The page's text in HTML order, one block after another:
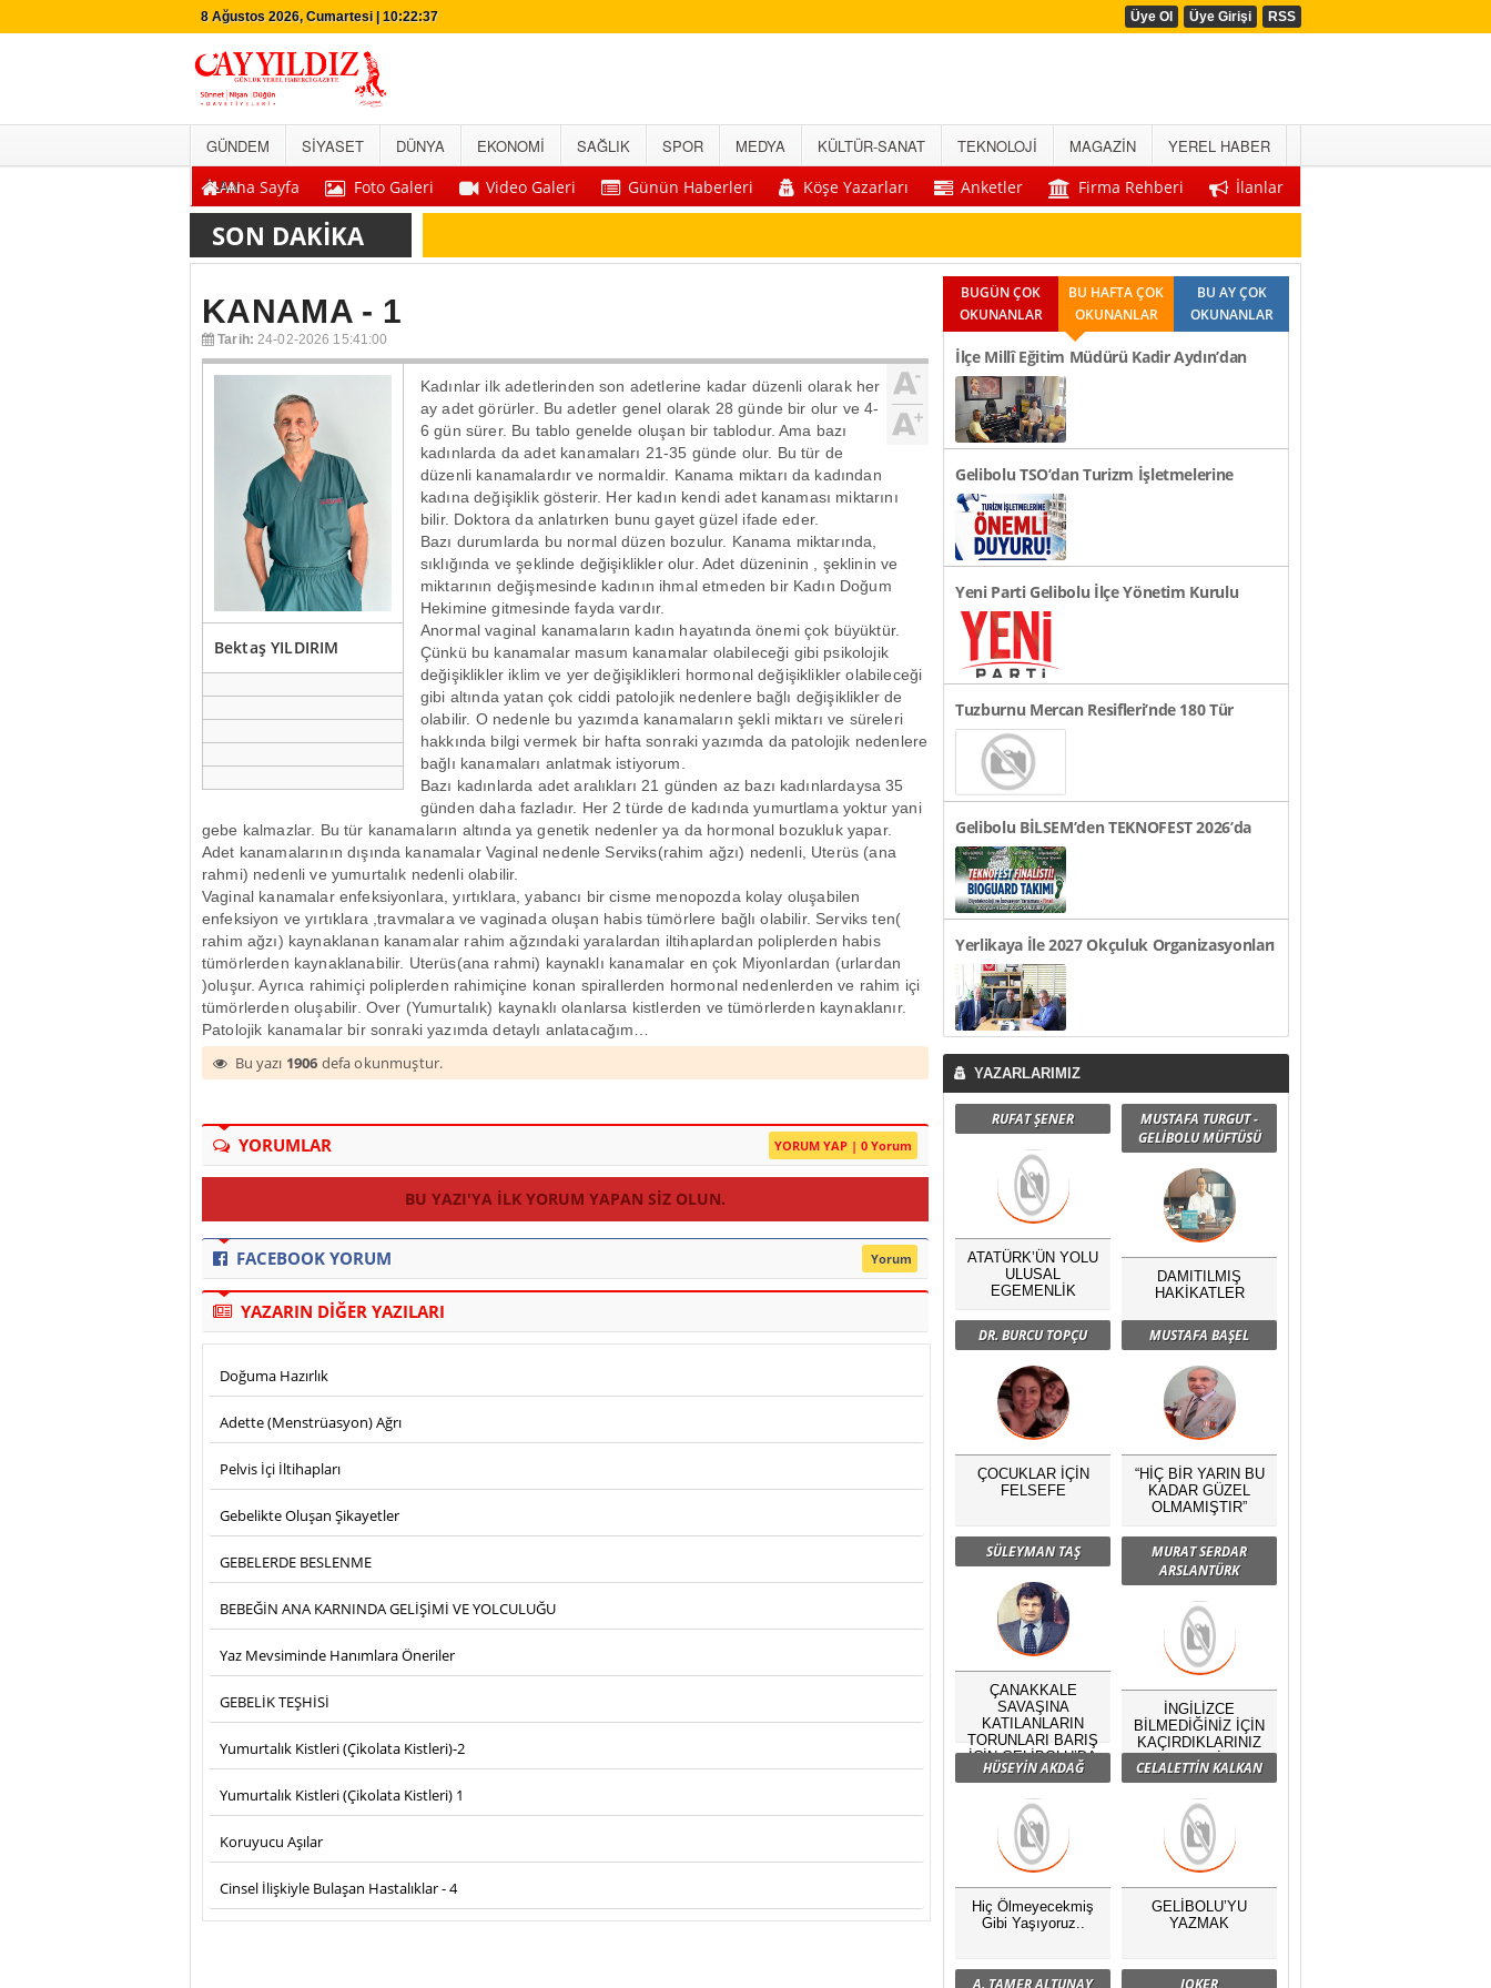
8 Ağustos 2026, Cumartesi | 10:22:37 Üye Ol Üye Girişi RSS
GÜNDEM SİYASET DÜNYA EKONOMİ SAĞLIK SPOR MEDYA KÜLTÜR-SANAT TEKNOLOJİ MAGAZİN
YEREL HABER
İLANAna Sayfa Foto Galeri Video Galeri Günün Haberleri Köşe Yazarları Anketler Firma Rehberi İlanlar
KANAMA - 1
Tarih: 24-02-2026 15:41:00
Bektaş YILDIRIM
Kadınlar ilk adetlerinden son adetlerine kadar düzenli olarak her
ay adet görürler. Bu adetler genel olarak 28 günde bir olur ve 4-
6 gün sürer. Bu tablo genelde oluşan bir tablodur. Ama bazı
kadınlarda da adet kanamaları 21-35 günde olur. Bu tür de
düzenli kanamalardır ve normaldir. Kanama miktarı da kadından
kadına değişiklik gösterir. Her kadın kendi adet kanaması miktarını
bilir. Doktora da anlatırken bunu gayet güzel ifade eder.
Bazı durumlarda bu normal düzen bozulur. Kanama miktarında,
sıklığında ve şeklinde değişiklikler olur. Adet düzeninin , şeklinin ve
miktarının değişmesinde kadının ihmal etmeden bir Kadın Doğum
Hekimine gitmesinde fayda vardır.
Anormal vaginal kanamaların kadın hayatında önemi çok büyüktür.
Çünkü bu kanamalar masum kanamalar olabileceği gibi psikolojik
değişiklikler iklim ve yer değişiklikleri hormonal değişiklikler olabileceği
gibi altında yatan çok ciddi patolojik nedenlere bağlı değişiklikler de
olabilir. O nedenle bu yazımda kanamaların şekli miktarı ve süreleri
hakkında bilgi vermek bir hafta sonraki yazımda da patolojik nedenlere
bağlı kanamaları anlatmak istiyorum.
Bazı kadınlarda adet aralıkları 21 günden az bazı kadınlardaysa 35
günden daha fazladır. Her 2 türde de kadında yumurtlama yoktur yani
gebe kalmazlar. Bu tür kanamaların altında ya genetik nedenler ya da hormonal bozukluk yapar.
Adet kanamalarının dışında kanamalar Vaginal nedenle Serviks(rahim ağzı) nedenli, Uterüs (ana
rahmi) nedenli ve yumurtalık nedenli olabilir.
Vaginal kanamalar enfeksiyonlara, yırtıklara, yabancı bir cisme menopozda kolay oluşabilen
enfeksiyon ve yırtıklara ,travmalara ve vaginada oluşan habis tümörlere bağlı olabilir. Serviks ten(
rahim ağzı) kaynaklanan kanamalar rahim ağzındaki yaralardan iltihaplardan poliplerden habis
tümörlerden kaynaklanabilir. Uterüs(ana rahmi) kaynaklı kanamalar en çok Miyonlardan (urlardan
)oluşur. Ayrıca rahimiçi poliplerden rahimiçine konan spirallerden hormonal nedenlerden ve rahim içi
tümörlerden oluşabilir. Over (Yumurtalık) kaynaklı olanlarsa kistlerden ve tümörlerden kaynaklanır.
Patolojik kanamalar bir sonraki yazımda detaylı anlatacağım…
Bu yazı 1906 defa okunmuştur.
YORUMLAR YORUM YAP | 0 Yorum
BU YAZI'YA ILK YORUM YAPAN SIZ OLUN.
FACEBOOK YORUM Yorum
YAZARIN DİĞER YAZILARI
Doğuma Hazırlık
Adette (Menstrüasyon) Ağrı
Pelvis İçi İltihapları
Gebelikte Oluşan Şikayetler
GEBELERDE BESLENME
BEBEĞİN ANA KARNINDA GELİŞİMİ VE YOLCULUĞU
Yaz Mevsiminde Hanımlara Öneriler
GEBELİK TEŞHİSİ
Yumurtalık Kistleri (Çikolata Kistleri)-2
Yumurtalık Kistleri (Çikolata Kistleri) 1
Koruyucu Aşılar
Cinsel İlişkiyle Bulaşan Hastalıklar - 4
BUGÜN ÇOK
OKUNANLAR
BU HAFTA ÇOK
OKUNANLAR
BU AY ÇOK
OKUNANLAR
İlçe Millî Eğitim Müdürü Kadir Aydın’dan
Okul Ziyaretleri..
Gelibolu TSO’dan Turizm İşletmelerine
Önemli Duyuru!
Yeni Parti Gelibolu İlçe Yönetim Kurulu
Açıklandı
Tuzburnu Mercan Resifleri’nde 180 Tür
Tespit Edildi
Gelibolu BİLSEM’den TEKNOFEST 2026’da
Türkiye Finali Başarıs..
Yerlikaya İle 2027 Okçuluk Organizasyonları
Görüşüldü..
YAZARLARIMIZ
RUFAT ŞENER
ATATÜRK’ÜN YOLU
ULUSAL
EGEMENLİK
MUSTAFA TURGUT -
GELİBOLU MÜFTÜSÜ
DAMITILMIŞ
HAKİKATLER
DR. BURCU TOPÇU
ÇOCUKLAR İÇİN
FELSEFE
MUSTAFA BAŞEL
“HİÇ BİR YARIN BU
KADAR GÜZEL
OLMAMIŞTIR”
SÜLEYMAN TAŞ
ÇANAKKALE
SAVAŞINA
KATILANLARIN
TORUNLARI BARIŞ
İÇİN GELİBOLU’DA
BULUŞTU
MURAT SERDAR
ARSLANTÜRK
İNGİLİZCE
BİLMEDİĞİNİZ İÇİN
KAÇIRDIKLARINIZ
NELERDİR?
HÜSEYİN AKDAĞ
Hiç Ölmeyecekmiş
Gibi Yaşıyoruz..
CELALETTİN KALKAN
GELİBOLU’YU
YAZMAK
A. TAMER ALTUNAY JOKER